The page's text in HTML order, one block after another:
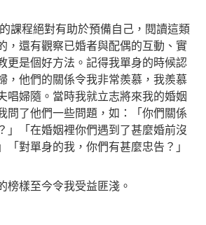
課程絕對有助於預備自己，閱讀這類
，還有觀察已婚者與配偶的互動、實
更是個好方法。 記得我單身的時候認
，他們的關係令我非常羨慕，我羨慕
唱婦隨。當時我就立志將來我的婚姻
問了他們一些問題，如：「你們關係
」「在婚姻裡你們遇到了甚麼婚前沒
「對單身的我，你們有甚麼忠告？」
榜樣至今令我受益匪淺。